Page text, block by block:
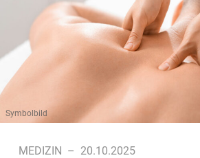
Symbolbild
MEDIZIN – 20.10.2025